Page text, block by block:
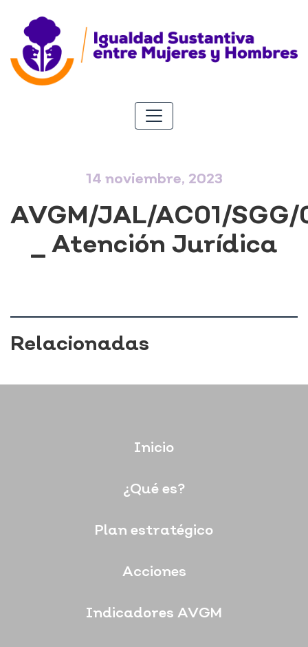
14 noviembre, 2023
AVGM/JAL/AC01/SGG/
_ Atención Jurídica
Relacionadas
Inicio
¿Qué es?
Plan estratégico
Acciones
Indicadores AVGM